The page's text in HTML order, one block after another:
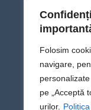
Folosim
navigare,
pe „Acceptă
urilor.